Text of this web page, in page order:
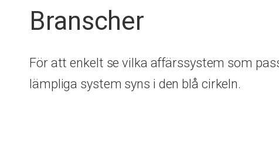
Branscher
För att enkelt se vilka affärssystem som
lämpliga system syns i den blå cirkeln.